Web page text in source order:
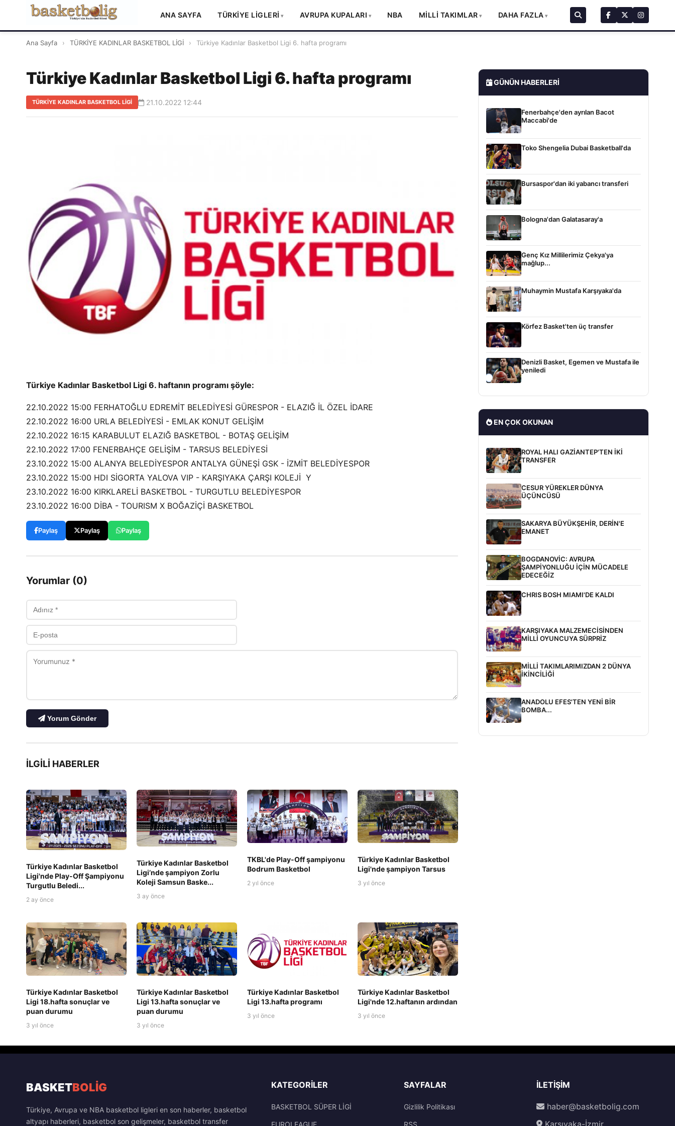
ANA SAYFA TÜRKİYE LİGLERİ AVRUPA KUPALARI NBA MİLLİ TAKIMLAR DAHA FAZLA
Ana Sayfa › TÜRKİYE KADINLAR BASKETBOL LİGİ › Türkiye Kadınlar Basketbol Ligi 6. hafta programı
Türkiye Kadınlar Basketbol Ligi 6. hafta programı
TÜRKİYE KADINLAR BASKETBOL LİGİ 21.10.2022 12:44
Türkiye Kadınlar Basketbol Ligi 6. haftanın programı şöyle:
22.10.2022 15:00 FERHATOĞLU EDREMİT BELEDİYESİ GÜRESPOR - ELAZIĞ İL ÖZEL İDARE
22.10.2022 16:00 URLA BELEDİYESİ - EMLAK KONUT GELİŞİM
22.10.2022 16:15 KARABULUT ELAZIĞ BASKETBOL - BOTAŞ GELİŞİM
22.10.2022 17:00 FENERBAHÇE GELİŞİM - TARSUS BELEDİYESİ
23.10.2022 15:00 ALANYA BELEDİYESPOR ANTALYA GÜNEŞİ GSK - İZMİT BELEDİYESPOR
23.10.2022 15:00 HDI SİGORTA YALOVA VIP - KARŞIYAKA ÇARŞI KOLEJİ Y
23.10.2022 16:00 KIRKLARELİ BASKETBOL - TURGUTLU BELEDİYESPOR
23.10.2022 16:00 DİBA - TOURISM X BOĞAZİÇİ BASKETBOL
Paylaş Paylaş Paylaş
Yorumlar (0)
Yorum Gönder
İLGILI HABERLER
Türkiye Kadınlar Basketbol
Ligi'nde Play-Off Şampiyonu
Turgutlu Beledi...
2 ay önce
Türkiye Kadınlar Basketbol
Ligi’nde şampiyon Zorlu
Koleji Samsun Baske...
3 ay önce
TKBL'de Play-Off şampiyonu
Bodrum Basketbol
2 yıl önce
Türkiye Kadınlar Basketbol
Ligi'nde şampiyon Tarsus
3 yıl önce
Türkiye Kadınlar Basketbol
Ligi 18.hafta sonuçlar ve
puan durumu
3 yıl önce
Türkiye Kadınlar Basketbol
Ligi 13.hafta sonuçlar ve
puan durumu
3 yıl önce
Türkiye Kadınlar Basketbol
Ligi 13.hafta programı
3 yıl önce
Türkiye Kadınlar Basketbol
Ligi'nde 12.haftanın ardından
3 yıl önce
GÜNÜN HABERLERI
Fenerbahçe'den ayrılan Bacot
Maccabi'de
Toko Shengelia Dubai Basketball'da
Bursaspor'dan iki yabancı transferi
Bologna'dan Galatasaray'a
Genç Kız Millilerimiz Çekya'ya
mağlup...
Muhaymin Mustafa Karşıyaka'da
Körfez Basket'ten üç transfer
Denizli Basket, Egemen ve Mustafa ile
yeniledi
EN ÇOK OKUNAN
ROYAL HALI GAZİANTEP'TEN İKİ
TRANSFER
CESUR YÜREKLER DÜNYA
ÜÇÜNCÜSÜ
SAKARYA BÜYÜKŞEHİR, DERİN'E
EMANET
BOGDANOVİC: AVRUPA
ŞAMPİYONLUĞU İÇİN MÜCADELE
EDECEĞİZ
CHRIS BOSH MIAMI'DE KALDI
KARŞIYAKA MALZEMECİSİNDEN
MİLLİ OYUNCUYA SÜRPRİZ
MİLLİ TAKIMLARIMIZDAN 2 DÜNYA
İKİNCİLİĞİ
ANADOLU EFES'TEN YENİ BİR
BOMBA...
BASKETBOLİG
Türkiye, Avrupa ve NBA basketbol ligleri en son haberler, basketbol
altyapı haberleri, basketbol son gelişmeler, basketbol transfer
KATEGORILER
BASKETBOL SÜPER LİGİ
EUROLEAGUE
SAYFALAR
Gizlilik Politikası
RSS
İLETIŞIM
haber@basketbolig.com